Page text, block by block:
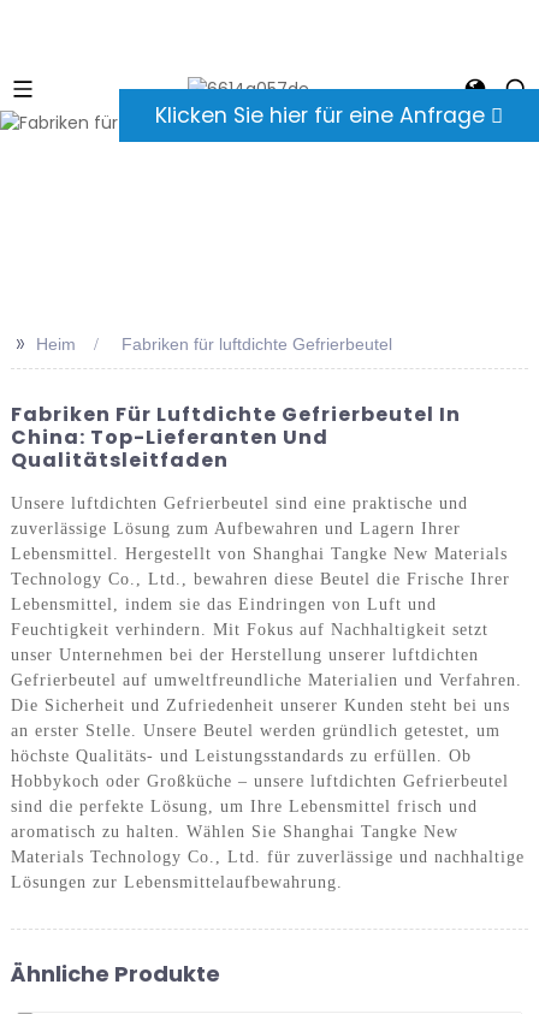
Klicken Sie hier für eine Anfrage
>> Heim Fabriken für luftdichte Gefrierbeutel
Fabriken Für Luftdichte Gefrierbeutel In
China: Top-Lieferanten Und
Qualitätsleitfaden
Unsere luftdichten Gefrierbeutel sind eine praktische und
zuverlässige Lösung zum Aufbewahren und Lagern Ihrer
Lebensmittel. Hergestellt von Shanghai Tangke New Materials
Technology Co., Ltd., bewahren diese Beutel die Frische Ihrer
Lebensmittel, indem sie das Eindringen von Luft und
Feuchtigkeit verhindern. Mit Fokus auf Nachhaltigkeit setzt
unser Unternehmen bei der Herstellung unserer luftdichten
Gefrierbeutel auf umweltfreundliche Materialien und Verfahren.
Die Sicherheit und Zufriedenheit unserer Kunden steht bei uns
an erster Stelle. Unsere Beutel werden gründlich getestet, um
höchste Qualitäts- und Leistungsstandards zu erfüllen. Ob
Hobbykoch oder Großküche – unsere luftdichten Gefrierbeutel
sind die perfekte Lösung, um Ihre Lebensmittel frisch und
aromatisch zu halten. Wählen Sie Shanghai Tangke New
Materials Technology Co., Ltd. für zuverlässige und nachhaltige
Lösungen zur Lebensmittelaufbewahrung.
Ähnliche Produkte